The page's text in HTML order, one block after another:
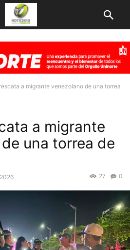
a migrante venezolano de una torrea
a migrante
una torrea de
0
27